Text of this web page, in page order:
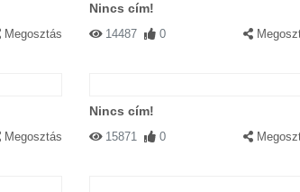
Megosztás
Nincs cím!
14487 0
Megosztás
Nincs cím!
15871 0